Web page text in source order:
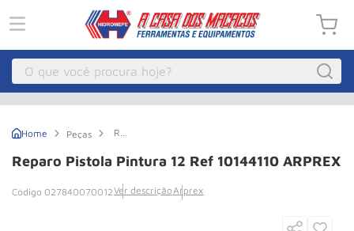
O que você procura hoje?
Peças
Reparo
Pintura
12
10144110
Reparo Pistola Pintura 12 Ref 10144110 ARPREX
027840070012Ver descriçãoArprex
Guincho Eletrico
3 º Macaco Hidraulico
4º Guincho